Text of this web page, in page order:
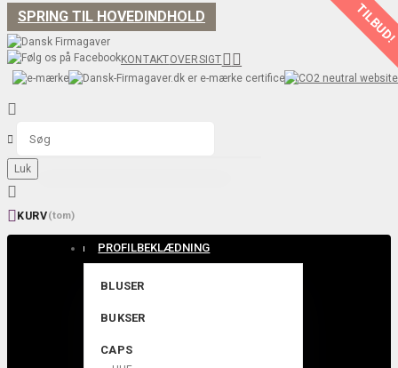
SPRING TIL HOVEDINDHOLD
KONTAKTOVERSIGT


Luk

KURV(tom)
PROFILBEKLÆDNING
BLUSER
BUKSER
CAPS
TILBUD!